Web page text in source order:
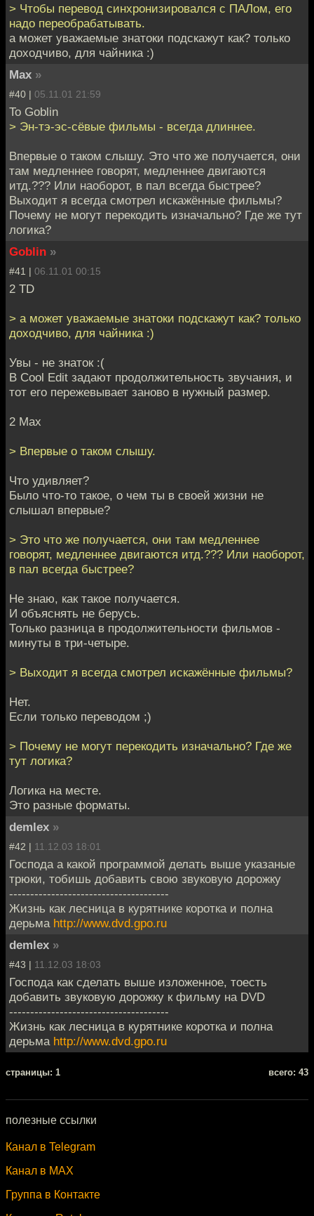
> Чтобы перевод синхронизировался с ПАЛом, его
надо переобрабатывать.
а может уважаемые знатоки подскажут как? только
доходчиво, для чайника :)
Max »
#40 | 05.11.01 21:59
To Goblin
> Эн-тэ-эс-сёвые фильмы - всегда длиннее.
Впервые о таком слышу. Это что же получается, они
там медленнее говорят, медленнее двигаются
итд.??? Или наоборот, в пал всегда быстрее?
Выходит я всегда смотрел искажённые фильмы?
Почему не могут перекодить изначально? Где же тут
логика?
Goblin »
#41 | 06.11.01 00:15
2 TD
> а может уважаемые знатоки подскажут как? только
доходчиво, для чайника :)
Увы - не знаток :(
В Cool Edit задают продолжительность звучания, и
тот его пережевывает заново в нужный размер.
2 Max
> Впервые о таком слышу.
Что удивляет?
Было что-то такое, о чем ты в своей жизни не
слышал впервые?
> Это что же получается, они там медленнее
говорят, медленнее двигаются итд.??? Или наоборот,
в пал всегда быстрее?
Не знаю, как такое получается.
И объяснять не берусь.
Только разница в продолжительности фильмов -
минуты в три-четыре.
> Выходит я всегда смотрел искажённые фильмы?
Нет.
Если только переводом ;)
> Почему не могут перекодить изначально? Где же
тут логика?
Логика на месте.
Это разные форматы.
demlex »
#42 | 11.12.03 18:01
Господа а какой программой делать выше указаные
трюки, тобишь добавить свою звуковую дорожку
--------------------------------------
Жизнь как лесница в курятнике коротка и полна
дерьма http://www.dvd.gpo.ru
demlex »
#43 | 11.12.03 18:03
Господа как сделать выше изложенное, тоесть
добавить звуковую дорожку к фильму на DVD
--------------------------------------
Жизнь как лесница в курятнике коротка и полна
дерьма http://www.dvd.gpo.ru
cтраницы: 1 всего: 43
полезные ссылки
Канал в Telegram
Канал в MAX
Группа в Контакте